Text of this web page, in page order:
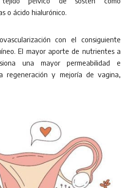
o ácido hialurónico.
con el consiguiente
El mayor aporte de nutrientes a
una mayor permeabilidad e
regeneración y mejoría de vagina,